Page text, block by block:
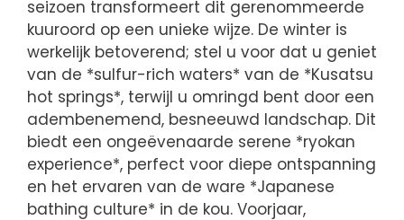
seizoen transformeert dit gerenommeerde
kuuroord op een unieke wijze. De winter is
werkelijk betoverend; stel u voor dat u geniet
van de *sulfur-rich waters* van de *Kusatsu
hot springs*, terwijl u omringd bent door een
adembenemend, besneeuwd landschap. Dit
biedt een ongeëvenaarde serene *ryokan
experience*, perfect voor diepe ontspanning
en het ervaren van de ware *Japanese
bathing culture* in de kou. Voorjaar,